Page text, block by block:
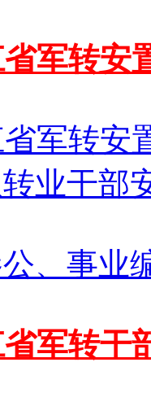
军转安
军转安
业干部
、事业
军转干